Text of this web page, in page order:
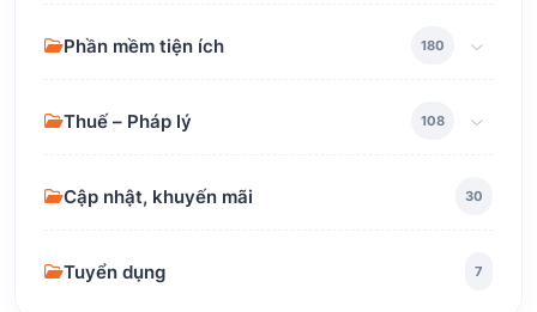
Phần mềm tiện ích 180
Thuế – Pháp lý 108
Cập nhật, khuyến mãi 30
Tuyển dụng 7